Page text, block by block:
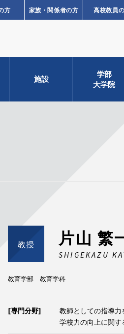
方 家族・関係者の方 高校教員
施設
学部
大学院
教授 片山 繁
SHIGEKAZU
教育学部 教育学科
[専門分野]
教師としての指導
学校力の向上に関す